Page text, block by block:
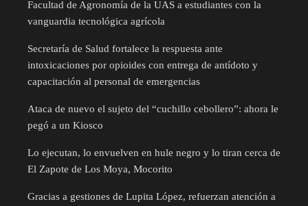
Facultad de Agronomía de la UAS a estudiantes con la
vanguardia tecnológica agrícola
Secretaría de Salud fortalece la respuesta ante
intoxicaciones por opioides con entrega de antídoto y
capacitación al personal de emergencias
Ataca de nuevo el sujeto del “cuchillo cebollero”: ahora le
pegó a un Kiosco
Lo ejecutan, lo envuelven en hule negro y lo tiran cerca de
El Zapote de Los Moya, Mocorito
Gracias a gestiones de Lupita López, refuerzan atención a